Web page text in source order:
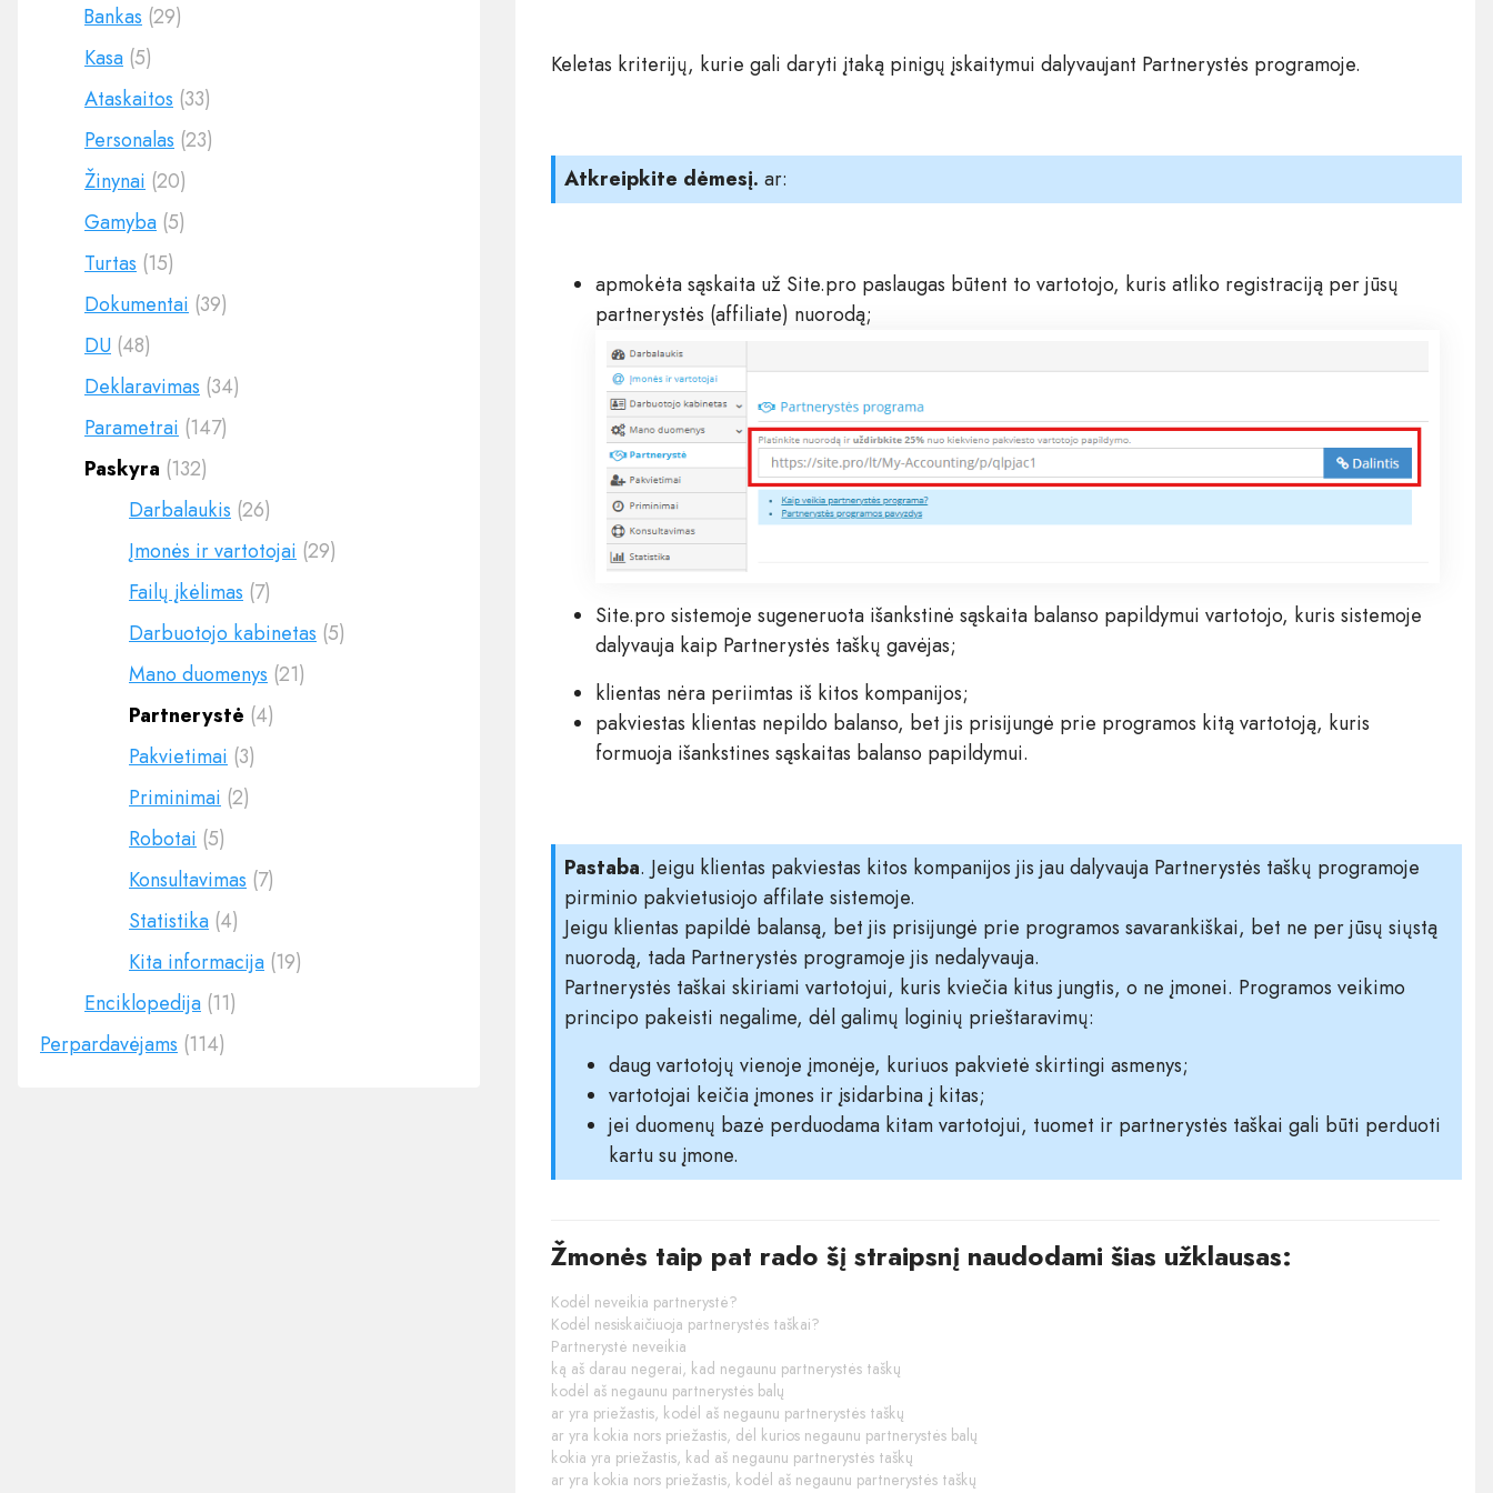
Bankas (29)
Kasa (5)
Ataskaitos (33)
Personalas (23)
Žinynai (20)
Gamyba (5)
Turtas (15)
Dokumentai (39)
DU (48)
Deklaravimas (34)
Parametrai (147)
Paskyra (132)
Darbalaukis (26)
Įmonės ir vartotojai (29)
Failų įkėlimas (7)
Darbuotojo kabinetas (5)
Mano duomenys (21)
Partnerystė (4)
Pakvietimai (3)
Priminimai (2)
Robotai (5)
Konsultavimas (7)
Statistika (4)
Kita informacija (19)
Enciklopedija (11)
Perpardavėjams (114)
Keletas kriterijų, kurie gali daryti įtaką pinigų įskaitymui dalyvaujant Partnerystės programoje.
Atkreipkite dėmesį. ar:
apmokėta sąskaita už Site.pro paslaugas būtent to vartotojo, kuris atliko registraciją per jūsų
partnerystės (affiliate) nuorodą;
Site.pro sistemoje sugeneruota išankstinė sąskaita balanso papildymui vartotojo, kuris sistemoje
dalyvauja kaip Partnerystės taškų gavėjas;
klientas nėra periimtas iš kitos kompanijos;
pakviestas klientas nepildo balanso, bet jis prisijungė prie programos kitą vartotoją, kuris
formuoja išankstines sąskaitas balanso papildymui.
Pastaba. Jeigu klientas pakviestas kitos kompanijos jis jau dalyvauja Partnerystės taškų programoje
pirminio pakvietusiojo affilate sistemoje.
Jeigu klientas papildė balansą, bet jis prisijungė prie programos savarankiškai, bet ne per jūsų siųstą
nuorodą, tada Partnerystės programoje jis nedalyvauja.
Partnerystės taškai skiriami vartotojui, kuris kviečia kitus jungtis, o ne įmonei. Programos veikimo
principo pakeisti negalime, dėl galimų loginių prieštaravimų:
daug vartotojų vienoje įmonėje, kuriuos pakvietė skirtingi asmenys;
vartotojai keičia įmones ir įsidarbina į kitas;
jei duomenų bazė perduodama kitam vartotojui, tuomet ir partnerystės taškai gali būti perduoti
kartu su įmone.
Žmonės taip pat rado šį straipsnį naudodami šias užklausas:
Kodėl neveikia partnerystė?
Kodėl nesiskaičiuoja partnerystės taškai?
Partnerystė neveikia
ką aš darau negerai, kad negaunu partnerystės taškų
kodėl aš negaunu partnerystės balų
ar yra priežastis, kodėl aš negaunu partnerystės taškų
ar yra kokia nors priežastis, dėl kurios negaunu partnerystės balų
kokia yra priežastis, kad aš negaunu partnerystės taškų
ar yra kokia nors priežastis, kodėl aš negaunu partnerystės taškų